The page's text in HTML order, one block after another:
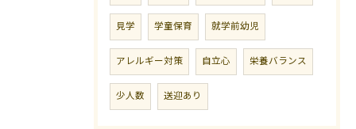
見学 学童保育 就学前幼児
アレルギー対策 自立心 栄養バランス
少人数 送迎あり